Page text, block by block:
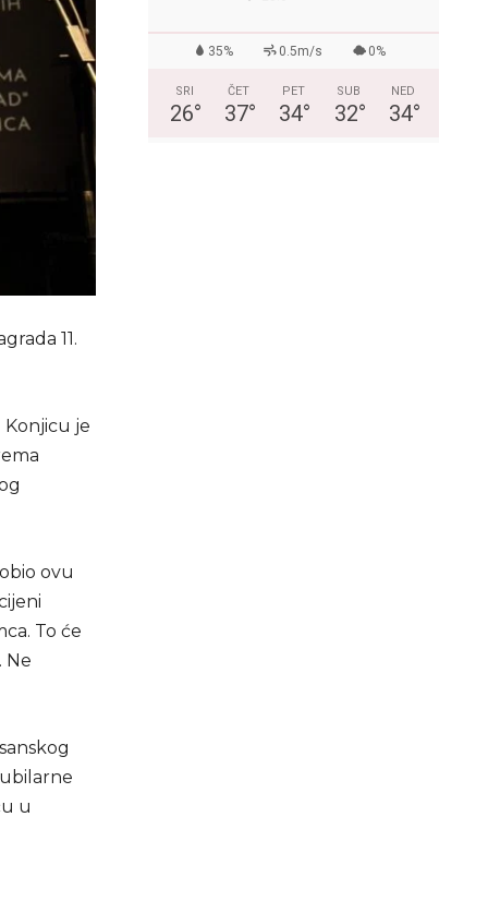
11.
je
ovu
To će
Ne
u
35% 0.5m/s 0%
SRI
26°
ČET
37°
PET
34°
SUB
32°
NED
34°